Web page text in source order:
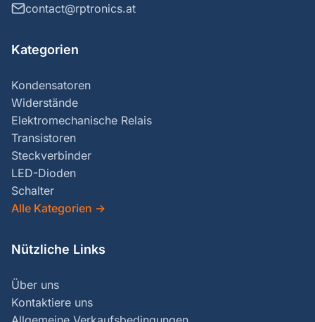
contact@rptronics.at
Kategorien
Kondensatoren
Widerstände
Elektromechanische Relais
Transistoren
Steckverbinder
LED-Dioden
Schalter
Alle Kategorien →
Nützliche Links
Über uns
Kontaktiere uns